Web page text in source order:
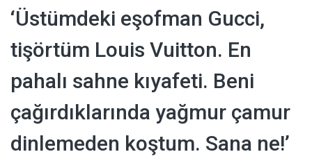
‘Üstümdeki eşofman Gucci,
tişörtüm Louis Vuitton. En
pahalı sahne kıyafeti. Beni
çağırdıklarında yağmur çamur
dinlemeden koştum. Sana ne!’